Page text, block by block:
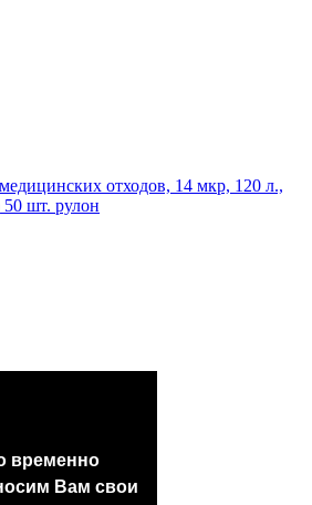
отходов, 14 мкр, 120 л.,
шт. рулон